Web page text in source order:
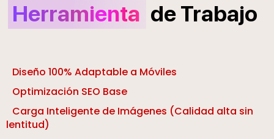
Herramienta deTrabajo
Diseño 100% Adaptable a Móviles
Optimización SEO Base
Carga Inteligente de Imágenes (Calidad alta sin
lentitud)